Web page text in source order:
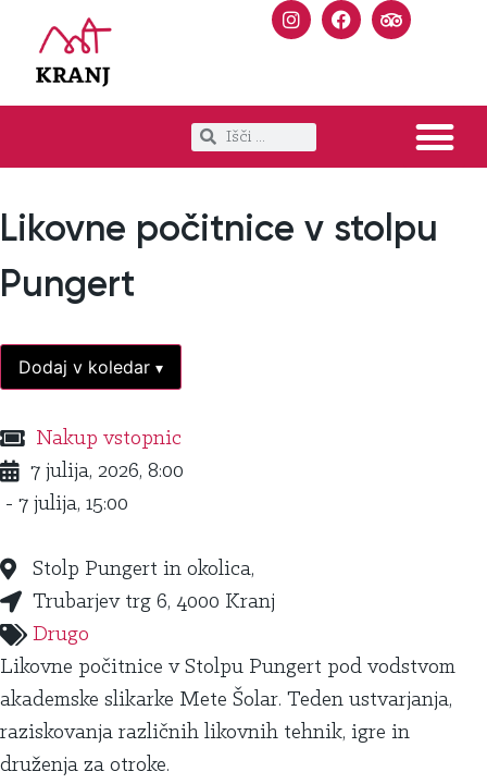
Likovne počitnice v stolpu
Pungert
Dodaj v koledar ▾
Nakup vstopnic
7 julija, 2026, 8:00
- 7 julija, 15:00
Stolp Pungert in okolica,
Trubarjev trg 6, 4000 Kranj
Drugo
Likovne počitnice v Stolpu Pungert pod vodstvom
akademske slikarke Mete Šolar. Teden ustvarjanja,
raziskovanja različnih likovnih tehnik, igre in
druženja za otroke.